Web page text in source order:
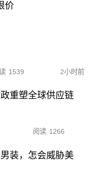
价
1539 2小时前
重塑全球供应链
阅读 1266
装，怎会威胁美